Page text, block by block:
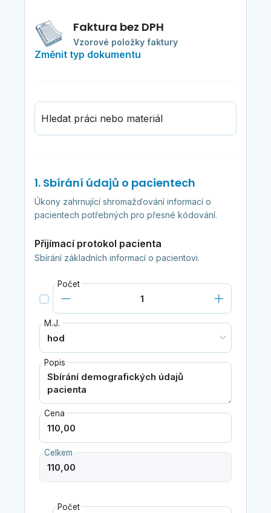
Faktura bez DPH
Vzorové položky faktury
Změnit typ dokumentu
Hledat práci nebo materiál
1. Sbírání údajů o pacientech
Úkony zahrnující shromažďování informací o
pacientech potřebných pro přesné kódování.
Přijímací protokol pacienta
Sbírání základních informací o pacientovi.
Počet
M.J.
Popis
Cena
Celkem
Počet